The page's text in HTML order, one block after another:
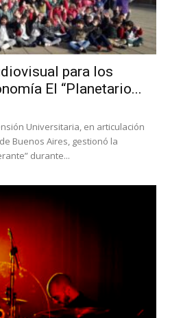
para los
El “Planetario...
Universitaria, en articulación
Buenos Aires, gestionó la
durante...